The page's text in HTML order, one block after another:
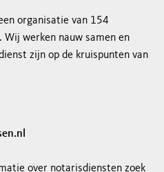
organisatie van 154
werken nauw samen en
zijn op de kruispunten van
over notarisdiensten zoek